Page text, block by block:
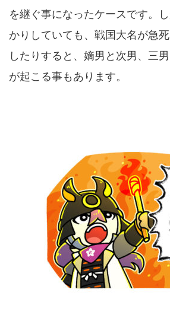
を継ぐ事になったケースです。
かりしていても、戦国大名が急
したりすると、嫡男と次男、三
が起こる事もあります。